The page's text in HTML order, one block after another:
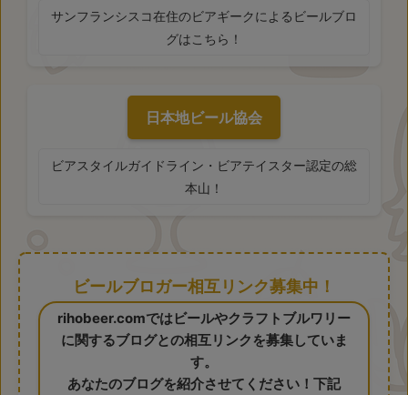
サンフランシスコ在住のビアギークによるビールブロ
グはこちら！
日本地ビール協会
ビアスタイルガイドライン・ビアテイスター認定の総
本山！
ビールブロガー相互リンク募集中！
rihobeer.comではビールやクラフトブルワリー
に関するブログとの相互リンクを募集していま
す。
あなたのブログを紹介させてください！下記